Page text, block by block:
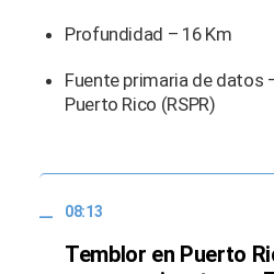
Profundidad – 16 Km
Fuente primaria de datos
Puerto Rico (RSPR)
08:13
Temblor en Puerto